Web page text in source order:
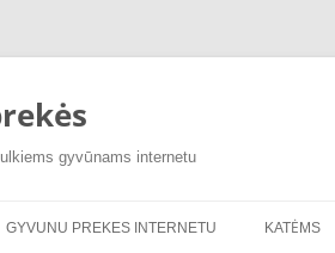
gyvūnams internetu
GYVUNU PREKES INTERNETU KATĖMS